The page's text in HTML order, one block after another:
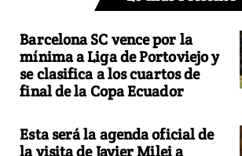
Barcelona SC vence por la
mínima a Liga de Portoviejo y
se clasifica a los cuartos de
final de la Copa Ecuador
Esta será la agenda oficial de
la visita de Javier Milei a